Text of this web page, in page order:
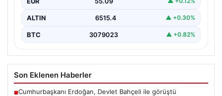
ALTIN 6515.4 ▲ +0.30%
BTC 3079023 ▲ +0.82%
Son Eklenen Haberler
■Cumhurbaşkanı Erdoğan, Devlet Bahçeli ile görüştü